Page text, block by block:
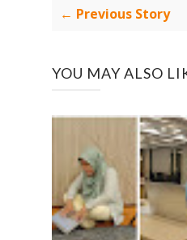
← Previous Story
YOU MAY ALSO